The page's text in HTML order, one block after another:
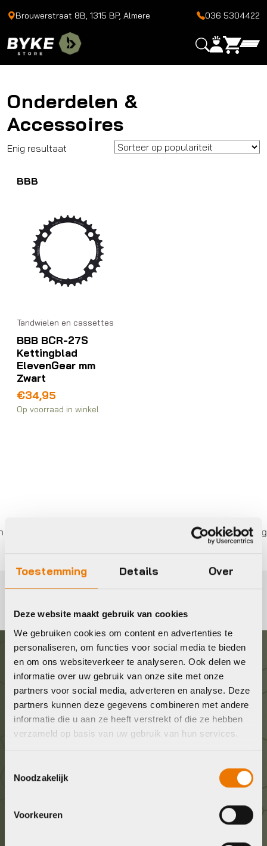
Toestemming Details Over
Deze website maakt gebruik van cookies
We gebruiken cookies om content en advertenties te
personaliseren, om functies voor social media te bieden
en om ons websiteverkeer te analyseren. Ook delen we
informatie over uw gebruik van onze site met onze
partners voor social media, adverteren en analyse. Deze
partners kunnen deze gegevens combineren met andere
informatie die u aan ze heeft verstrekt of die ze hebben
verzameld op basis van uw gebruik van hun services.
Noodzakelijk
Voorkeuren
Brouwerstraat 8B, 1315 BP, Almere 036 5304422
Onderdelen &
Accessoires
Enig resultaat
BBB
Tandwielen en cassettes
BBB BCR-27S
Kettingblad
ElevenGear mm
Zwart
€34,95
Op voorraad in winkel
betalen, Eigen werkplaats met
Graag in contact komen?
Wij staan voor je klaar! Neem contact op via de
onderstaande gegevens.